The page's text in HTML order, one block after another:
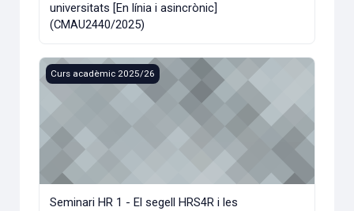
universitats [En línia i asincrònic]
(CMAU2440/2025)
Seminari HR 1 - El segell HRS4R i les implicacions per a
Curs acadèmic 2025/26
Seminari HR 1 - El segell HRS4R i les